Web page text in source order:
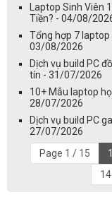
Laptop Sinh Viên
Tiền? - 04/08/
Tổng hợp 7
03/08/2026
Dịch vụ build PC
tín - 31/07/2026
10+ Mẫu laptop
28/07/2026
Dịch vụ build PC
27/07/2026
Page 1 / 15
1
14